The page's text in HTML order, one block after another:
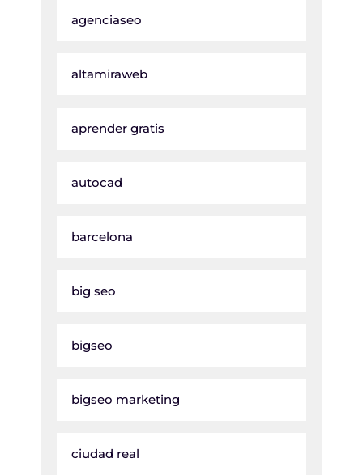
agenciaseo
altamiraweb
aprender gratis
autocad
barcelona
big seo
bigseo
bigseo marketing
ciudad real